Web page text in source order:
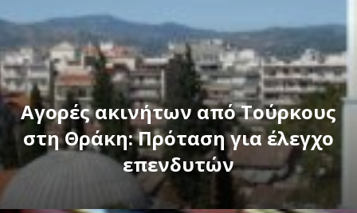
Αγορές ακινήτων από Τούρκους
στη Θράκη: Πρόταση για έλεγχο
επενδυτών